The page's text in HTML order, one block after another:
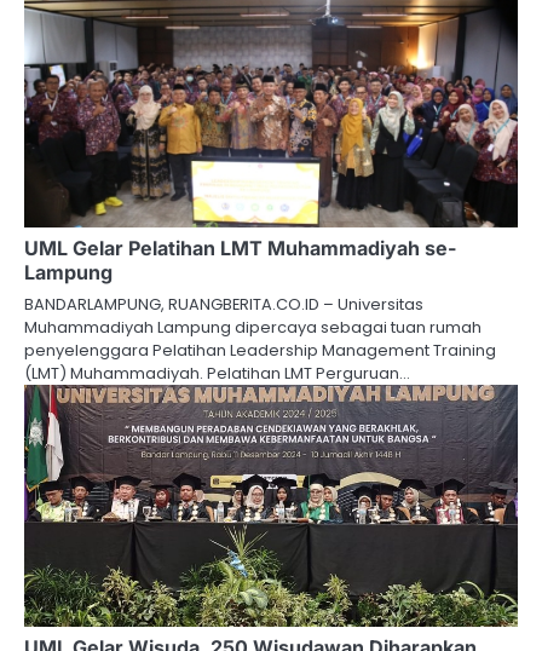
UML Gelar Pelatihan LMT Muhammadiyah se-
Lampung
BANDARLAMPUNG, RUANGBERITA.CO.ID – Universitas
Muhammadiyah Lampung dipercaya sebagai tuan rumah
penyelenggara Pelatihan Leadership Management Training
(LMT) Muhammadiyah. Pelatihan LMT Perguruan…